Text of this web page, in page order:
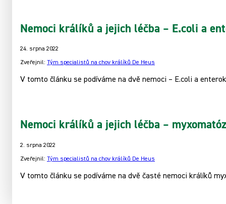
Nemoci králíků a jejich léčba – E.coli a
24. srpna 2022
Zveřejnil: Tým specialistů na chov králíků De Heus
V tomto článku se podíváme na dvě nemoci – E.coli a
Nemoci králíků a jejich léčba –
2. srpna 2022
Zveřejnil: Tým specialistů na chov králíků De Heus
V tomto článku se podíváme na dvě časté nemoci králíků